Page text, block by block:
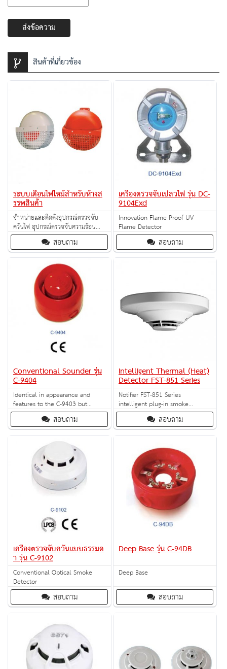
ส่งข้อความ
สินค้าที่เกี่ยวข้อง
ระบบเตือนไฟไหม้สำหรับห้างส
รรพสินค้า
จำหน่ายและติดตั้งอุปกรณ์ตรวจจับ
ควันไฟ อุปกรณ์ตรวจจับความร้อน
อุปกรณ์แจ้งเหตุเพลิงไหม้ด้วยมือผู้ใช้
ซึ่งระบบสัญญาณเตือนไฟไหม้นี้จะ
ทำให้ผู้ที่อยู่ในอาคารสามารถรับรู้และ
แก้ไขสถานการณ์ได้อย่างทันท่วงที
ป้องกันไม่ให้ไฟไหม้นั้นลุกลามจนไม่
สามารถควบคุมได้
สอบถาม
เครื่องตรวจจับเปลวไฟ รุ่น DC-
9104Exd
Innovation Flame Proof UV
Flame Detector
สอบถาม
Conventional Sounder รุ่น
C-9404
Identical in appearance and
features to the C-9403 but
without the strobe element
สอบถาม
Intelligent Thermal (Heat)
Detector FST-851 Series
Notifier FST-851 Series
intelligent plug-in smoke
detectors with integral
communication provide features
that surpass conventional
สอบถาม
เครื่องตรวจจับควันแบบธรรมด
า รุ่น C-9102
Conventional Optical Smoke
Detector
สอบถาม
Deep Base รุ่น C-94DB
Deep Base
สอบถาม